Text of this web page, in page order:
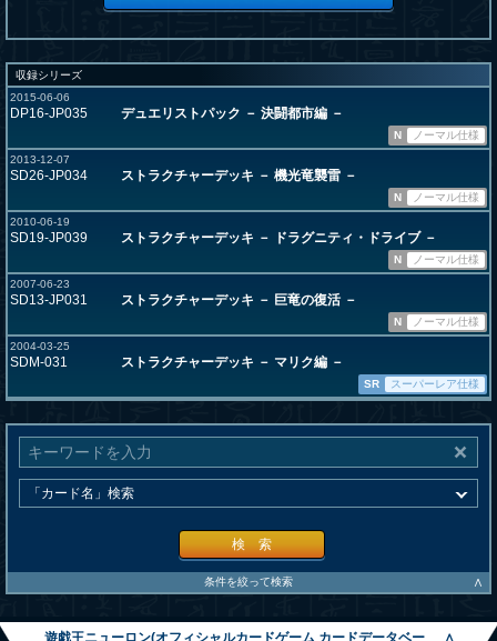
収録シリーズ
2015-06-06
DP16-JP035 デュエリストパック － 決闘都市編 －
N
ノーマル仕様
2013-12-07
SD26-JP034 ストラクチャーデッキ － 機光竜襲雷 －
N
ノーマル仕様
2010-06-19
SD19-JP039 ストラクチャーデッキ － ドラグニティ・ドライブ －
N
ノーマル仕様
2007-06-23
SD13-JP031 ストラクチャーデッキ － 巨竜の復活 －
N
ノーマル仕様
2004-03-25
SDM-031 ストラクチャーデッキ － マリク編 －
SR スーパーレア仕様
検 索
条件を絞って検索 ∧
遊戯王ニューロン(オフィシャルカードゲーム カードデータベー
∧